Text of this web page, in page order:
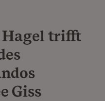
trifft
Giss